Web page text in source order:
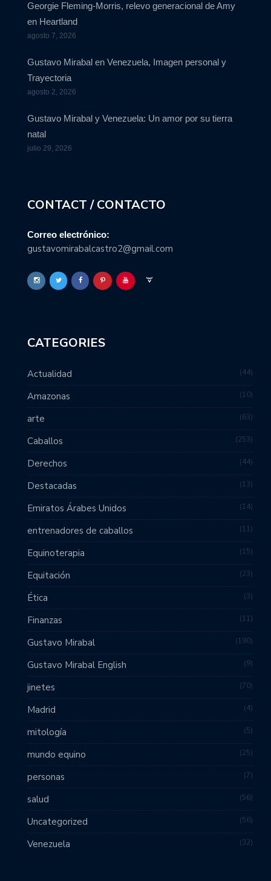
Georgie Fleming-Morris, relevo generacional de Amy
en Heartland
agosto 7, 2026
Gustavo Mirabal en Venezuela, Imagen personal y
Trayectoria
agosto 2, 2026
Gustavo Mirabal y Venezuela: Un amor por su tierra
natal
julio 29, 2026
CONTACT / CONTACTO
Correo electrónico:
gustavomirabalcastro2@gmail.com
CATEGORIES
Actualidad 44
Amazonas 10
arte 63
Caballos 253
Derechos 44
Destacadas 13
Emiratos Árabes Unidos 14
entrenadores de caballos 11
Equinoterapia 15
Equitación 23
Ética 3
Finanzas 11
Gustavo Mirabal 190
Gustavo Mirabal English 9
jinetes 70
Madrid 4
mitología 5
mundo equino 25
personas 7
salud 56
Uncategorized 56
Venezuela 32